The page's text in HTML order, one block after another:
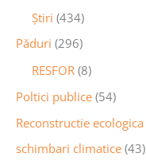
Știri (434)
Păduri (296)
RESFOR (8)
Poltici publice (54)
Reconstructie ecologica
schimbari climatice (43)